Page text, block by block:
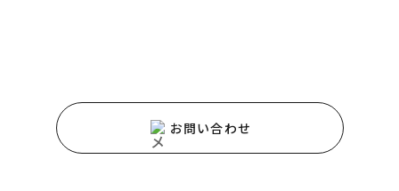
お問い合わせ